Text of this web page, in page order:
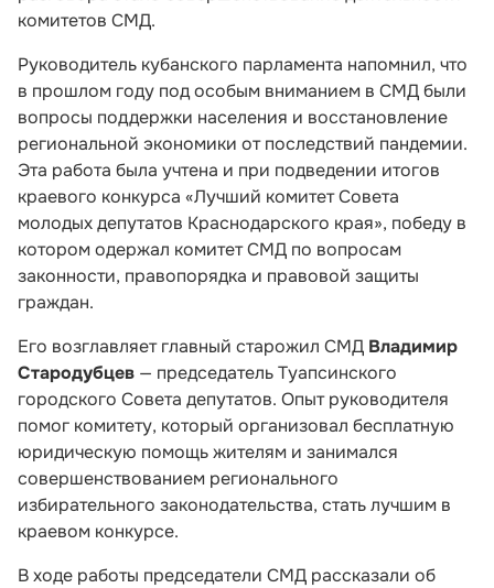
комитетов СМД.
Руководитель кубанского парламента напомнил, что
в прошлом году под особым вниманием в СМД были
вопросы поддержки населения и восстановление
региональной экономики от последствий пандемии.
Эта работа была учтена и при подведении итогов
краевого конкурса «Лучший комитет Совета
молодых депутатов Краснодарского края», победу в
котором одержал комитет СМД по вопросам
законности, правопорядка и правовой защиты
граждан.
Его возглавляет главный старожил СМД Владимир
Стародубцев — председатель Туапсинского
городского Совета депутатов. Опыт руководителя
помог комитету, который организовал бесплатную
юридическую помощь жителям и занимался
совершенствованием регионального
избирательного законодательства, стать лучшим в
краевом конкурсе.
В ходе работы председатели СМД рассказали об